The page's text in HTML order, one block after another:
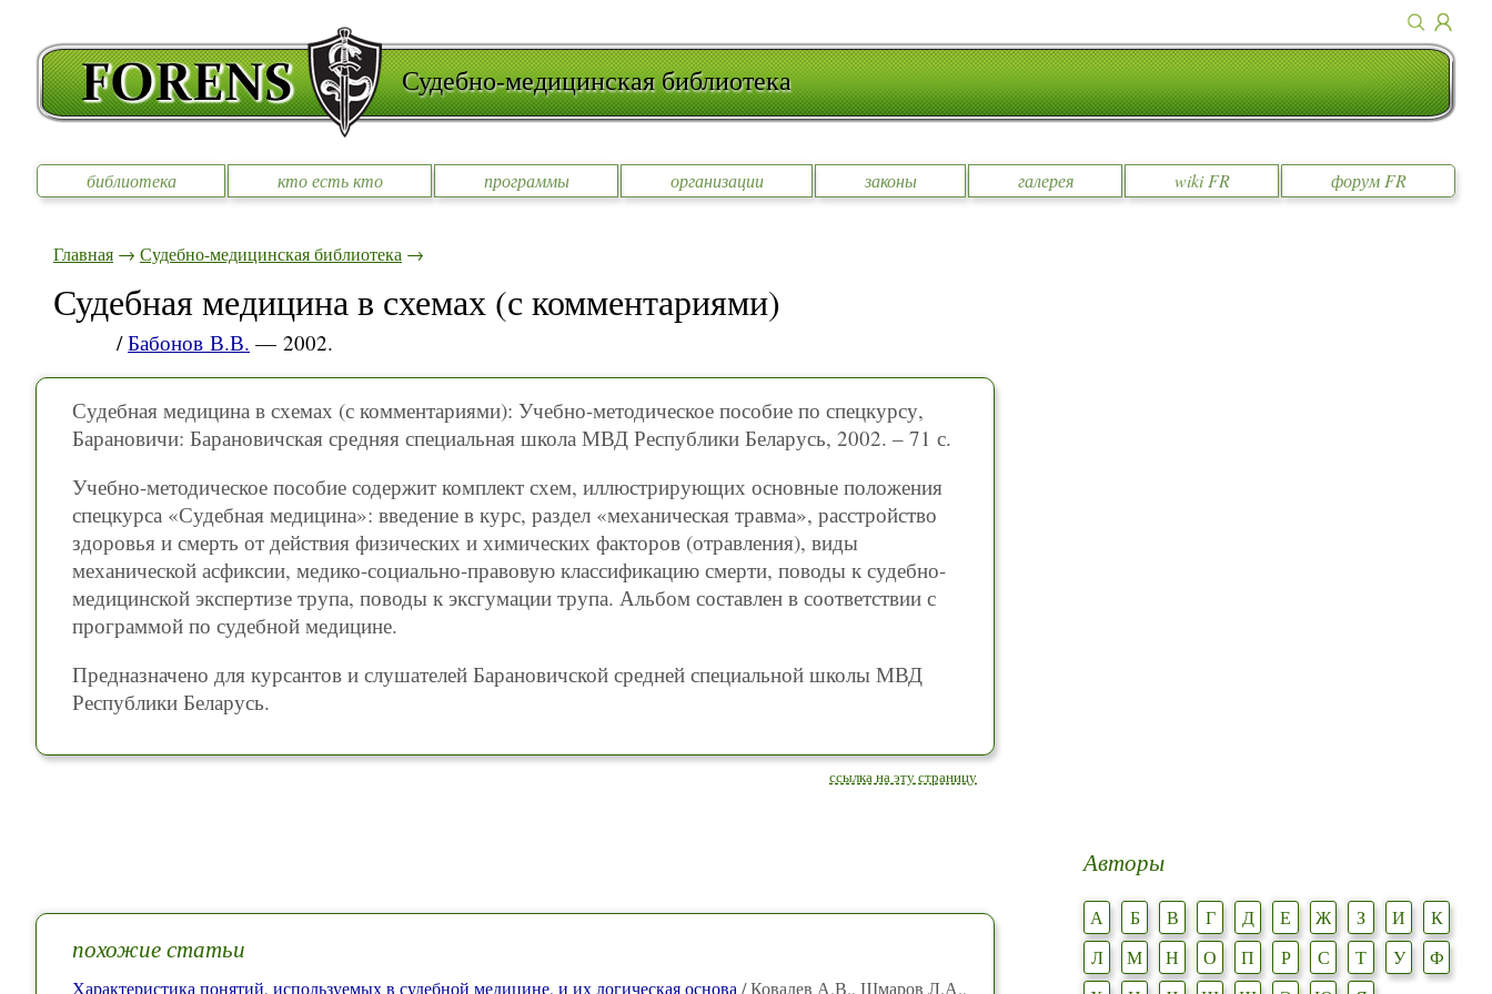
Судебно-медицинская библиотека
библиотека кто есть кто программы организации законы галерея wiki FR форум FR
Главная → Судебно-медицинская библиотека →
Судебная медицина в схемах (с комментариями)
/Бабонов В.В. — 2002.
Судебная медицина в схемах (с комментариями): Учебно-методическое пособие по спецкурсу,
Барановичи: Барановичская средняя специальная школа МВД Республики Беларусь, 2002. – 71 с.
Учебно-методическое пособие содержит комплект схем, иллюстрирующих основные положения
спецкурса «Судебная медицина»: введение в курс, раздел «механическая травма», расстройство
здоровья и смерть от действия физических и химических факторов (отравления), виды
механической асфиксии, медико-социально-правовую классификацию смерти, поводы к судебно-
медицинской экспертизе трупа, поводы к эксгумации трупа. Альбом составлен в соответствии с
программой по судебной медицине.
Предназначено для курсантов и слушателей Барановичской средней специальной школы МВД
Республики Беларусь.
ссылка на эту страницу
похожие статьи
Характеристика понятий, используемых в судебной медицине, и их логическая основа / Ковалев А.В., Шмаров Л.А.,
Авторы
А Б В Г Д Е Ж З И
К
Л
М Н О П Р С Т У
Ф